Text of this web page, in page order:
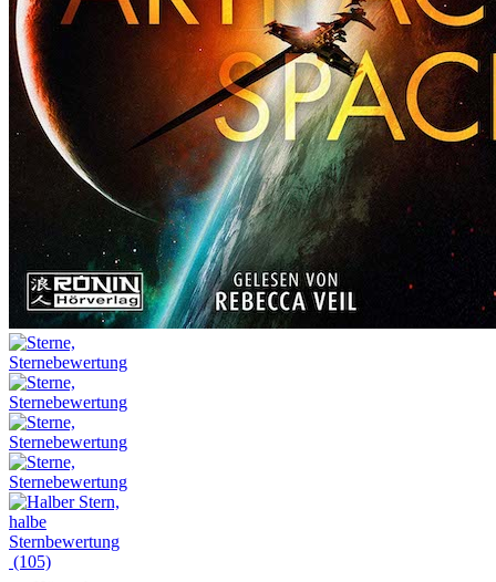
(105)